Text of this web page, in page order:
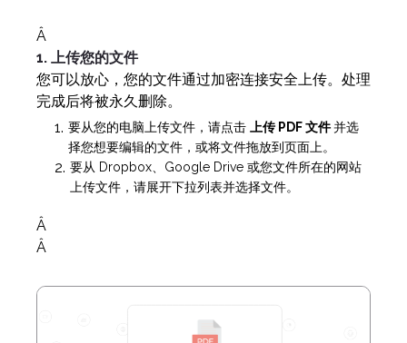
Â
1. 上传您的文件
您可以放心，您的文件通过加密连接安全上传。处理
完成后将被永久删除。
要从您的电脑上传文件，请点击 上传 PDF 文件并选
择您想要编辑的文件，或将文件拖放到页面上。
要从 Dropbox、Google Drive 或您文件所在的网站
上传文件，请展开下拉列表并选择文件。
Â
Â